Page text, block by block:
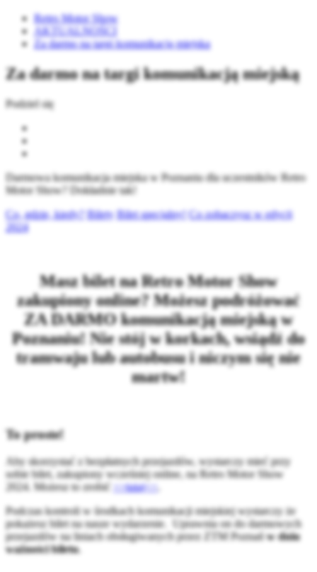
Retro Motor Show
AKTUALNOŚCI
Za darmo na targi komunikacją miejską
Za darmo na targi komunikacją miejską
Podziel się
Darmowa komunikacja miejska w Poznaniu dla uczestników Retro
Motor Show? Dokładnie tak!
Co, gdzie, kiedy? Bilety Bilet specjalny! Co zobaczysz w edycji
2024
Masz bilet na Retro Motor Show
zakupiony online? Możesz podróżować
ZA DARMO komunikacją miejską w
Poznaniu! Nie stój w korkach, wsiądź do
tramwaju lub autobusu i niczym się nie
martw!
To proste!
Aby skorzystać z bezpłatnych przejazdów, wystarczy mieć przy
sobie bilet, zakupiony wcześniej online, na Retro Motor Show
2024. Możesz to zrobić >>tutaj<<
Podczas kontroli w środkach komunikacji miejskiej wystarczy że
pokażesz bilet na nasze wydarzenie. Uprawnia on do darmowych
przejazdów na liniach obsługiwanych przez ZTM Poznańw dniu
ważności biletu.